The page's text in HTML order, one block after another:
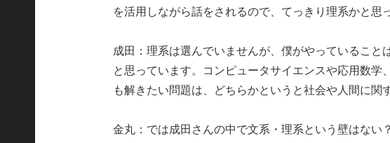
を活用しながら話をされるので、てっきり理系かと思
成田：理系は選んでいませんが、僕がやっているこ
と思っています。コンピュータサイエンスや応用数
も解きたい問題は、どちらかというと社会や人間に関
金丸：では成田さんの中で文系・理系という壁はない？